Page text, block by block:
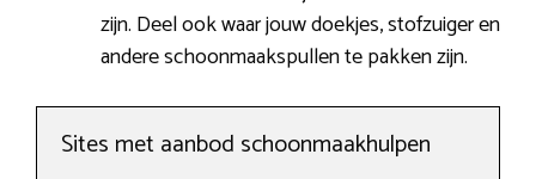
zijn. Deel ook waar jouw doekjes, stofzuiger en
andere schoonmaakspullen te pakken zijn.
Sites met aanbod schoonmaakhulpen